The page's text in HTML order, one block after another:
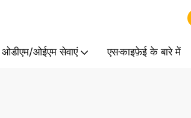
ओडीएम/ओईएम सेवाएं एस·काइफ़ेई के बारे में